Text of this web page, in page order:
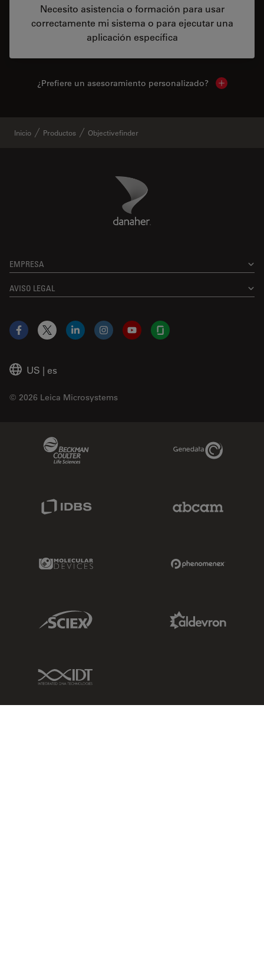
Necesito asistencia o formación para usar
correctamente mi sistema o para ejecutar una
aplicación específica
¿Prefiere un asesoramiento personalizado? Show local
Inicio Productos Objectivefinder
Danaher Logo
EMPRESA
AVISO LEGAL
US | es
© 2026 Leica Microsystems
Facebook
X LinkedInInstagramYouTubeGlassdoor
Genedata Link
Molecular Devices Link
Sciex Link
IDT Link